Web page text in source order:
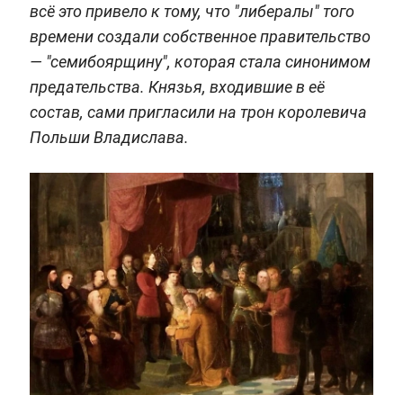
всё это привело к тому, что "либералы" того
времени создали собственное правительство
— "семибоярщину", которая стала синонимом
предательства. Князья, входившие в её
состав, сами пригласили на трон королевича
Польши Владислава.